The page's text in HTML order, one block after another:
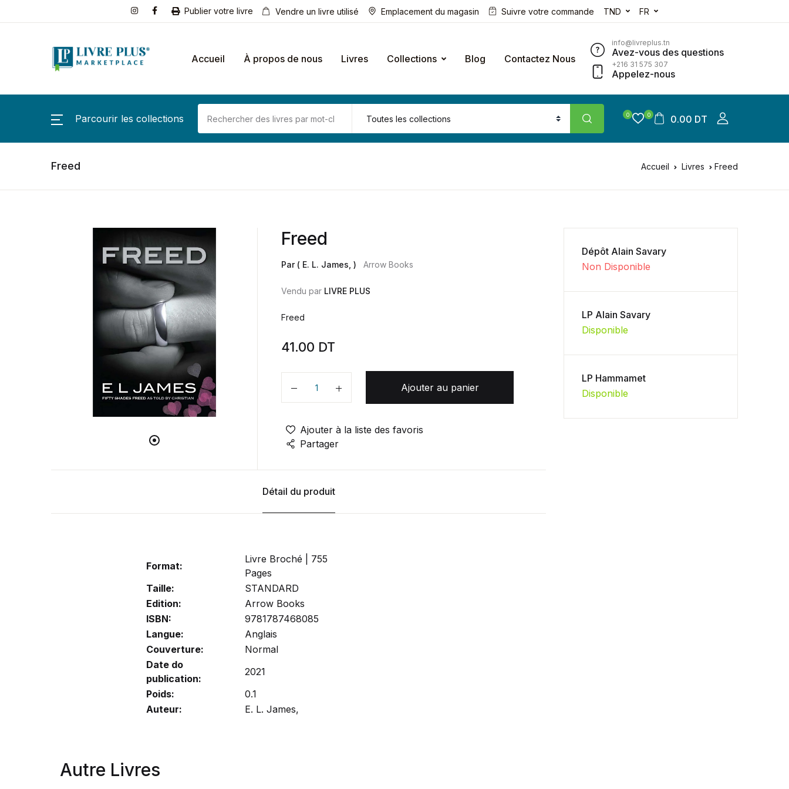
Publier votre livre Vendre un livre utilisé Emplacement du magasin Suivre votre commande TND FR
Accueil À propos de nous Livres Collections Blog Contactez Nous
info@livreplus.tn
Avez-vous des questions
+216 31 575 307
Appelez-nous
Parcourir les collections 0 0 0.00 DT
Freed Accueil Livres Freed
Freed
Par ( E. L. James, ) Arrow Books
Vendu par LIVRE PLUS
Freed
41.00 DT
Quantité
Ajouter au panier
Ajouter à la liste des favoris
Partager
Détail du produit
Format:
Livre Broché | 755
Pages
Taille:
STANDARD
Edition:
Arrow Books
ISBN:
9781787468085
Langue:
Anglais
Couverture:
Normal
Date do
publication:
2021
Poids:
0.1
Auteur:
E. L. James,
Dépôt Alain Savary
Non Disponible
LP Alain Savary
Disponible
LP Hammamet
Disponible
Autre Livres